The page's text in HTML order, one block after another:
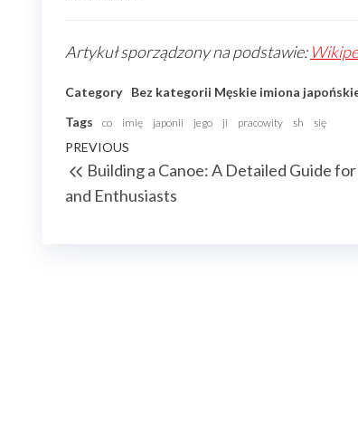
Artykuł sporządzony na podstawie:
Category Bez kategorii Męskie imiona
Tags
co imię japonii jego ji pracowity sh się
Nawigacja
wpisu
Previous
Post
PREVIOUS
Building a Canoe: A Detailed Guide
and Enthusiasts